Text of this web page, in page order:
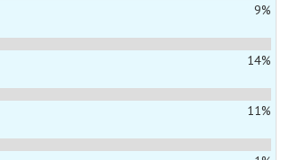
9%
14%
11%